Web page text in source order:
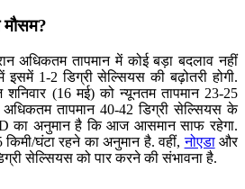
मौसम?
अधिकतम तापमान में कोई बड़ा बदलाव नहीं
1-2 डिग्री सेल्सियस की बढ़ोतरी होगी.
(16 मई) को न्यूनतम तापमान 23-25
तापमान 40-42 डिग्री सेल्सियस के
का अनुमान है कि आज आसमान साफ रहेगा.
किमी/घंटा रहने का अनुमान है. वहीं,नोएडाऔर
सेल्सियस को पार करने की संभावना है.